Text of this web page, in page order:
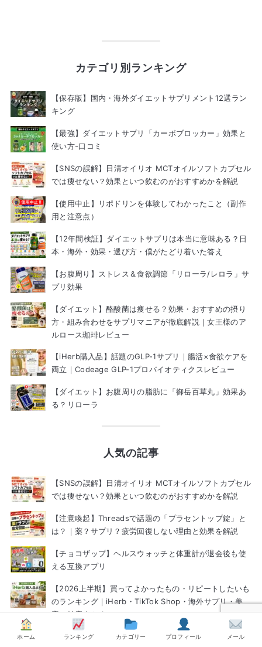
カテゴリ別ランキング
【保存版】国内・海外ダイエットサプリメント12選ラン
キング
【最強】ダイエットサプリ「カーボブロッカー」効果と
使い方-口コミ
【SNSの誤解】日清オイリオ MCTオイルソフトカプセル
では痩せない？効果といつ飲むのがおすすめかを解説
【使用中止】リポドリンを体験してわかったこと（副作
用と注意点）
【12年間検証】ダイエットサプリは本当に意味ある？日
本・海外・効果・選び方・僕がたどり着いた答え
【お腹周り】ストレス＆食欲調節「リローラ/レロラ」サ
プリ効果
【ダイエット】酪酸菌は痩せる？効果・おすすめの摂り
方・組み合わせをサプリマニアが徹底解説｜女王様のア
ルロース珈琲レビュー
【iHerb購入品】話題のGLP-1サプリ｜腸活×食欲ケアを
両立｜Codeage GLP-1プロバイオティクスレビュー
【ダイエット】お腹周りの脂肪に「御岳百草丸」効果あ
る？リローラ
人気の記事
【SNSの誤解】日清オイリオ MCTオイルソフトカプセル
では痩せない？効果といつ飲むのがおすすめかを解説
【注意喚起】Threadsで話題の「プラセントップ錠」と
は？｜薬？サプリ？疲労回復しない理由と効果を解説
【チョコザップ】ヘルスウォッチと体重計が退会後も使
える互換アプリ
【2026上半期】買ってよかったもの・リピートしたいも
のランキング｜iHerb・TikTok Shop・海外サプリ・美
容・健康まとめ
【保存版】国内・海外ダイエットサプリメント12選ラン
ホーム ランキング カテゴリー プロフィール メール